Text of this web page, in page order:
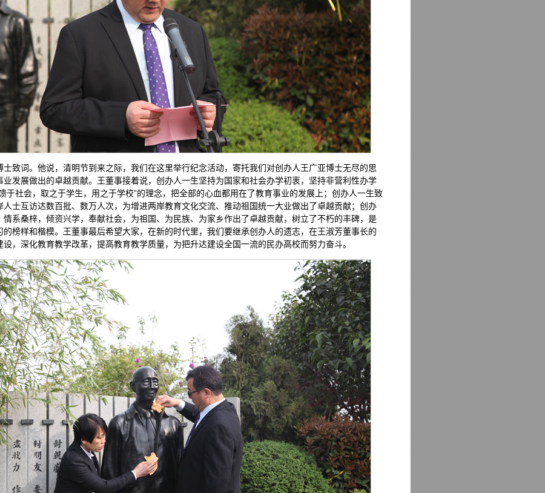
致词。他说，清明节到来之际，我们在这里举行纪念活动，寄托我们对创办人王广亚博士无尽的思
发展做出的卓越贡献。王董事接着说，创办人一生坚持为国家和社会办学初衷，坚持非营利性办学
于社会，取之于学生，用之于学校”的理念，把全部的心血都用在了教育事业的发展上；创办人一生致
人士互访达数百批、数万人次，为增进两岸教育文化交流、推动祖国统一大业做出了卓越贡献；创办
情系桑梓，倾资兴学，奉献社会，为祖国、为民族、为家乡作出了卓越贡献，树立了不朽的丰碑，是
榜样和楷模。王董事最后希望大家，在新的时代里，我们要继承创办人的遗志，在王淑芳董事长的
，深化教育教学改革，提高教育教学质量，为把升达建设全国一流的民办高校而努力奋斗。